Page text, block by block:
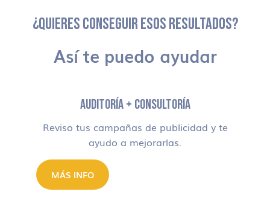
¿QUIERES CONSEGUIR ESOS RESULTADOS?
Así te puedo ayudar
AUDITORÍA + CONSULTORÍA
Reviso tus campañas de publicidad y te
ayudo a mejorarlas.
MÁS INFO